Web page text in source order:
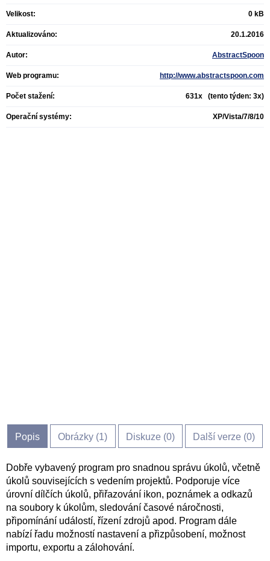
Velikost: 0 kB
Aktualizováno: 20.1.2016
Autor: AbstractSpoon
Web programu: http://www.abstractspoon.com
Počet stažení: 631x (tento týden: 3x)
Operační systémy: XP/Vista/7/8/10
Popis Obrázky (1) Diskuze (0) Další verze (0)
Dobře vybavený program pro snadnou správu úkolů, včetně
úkolů souvisejících s vedením projektů. Podporuje více
úrovní dílčích úkolů, přiřazování ikon, poznámek a odkazů
na soubory k úkolům, sledování časové náročnosti,
připomínání událostí, řízení zdrojů apod. Program dále
nabízí řadu možností nastavení a přizpůsobení, možnost
importu, exportu a zálohování.